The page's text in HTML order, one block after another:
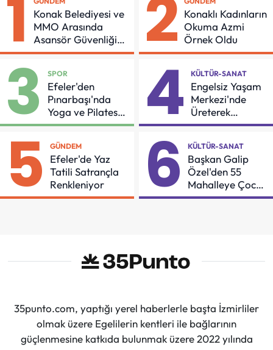
1
Konak Belediyesi ve
MMO Arasında
Asansör Güvenliği
İçin Önemli Protokol
2 Konaklı Kadınların
Okuma Azmi
Örnek Oldu
3 SPOR
Efeler'den
Pınarbaşı'nda
Yoga ve Pilates
Buluşması
4 KÜLTÜR-SANAT
Engelsiz Yaşam
Merkezi'nde
Üreterek
Güçleniyorlar
5 GÜNDEM
Efeler'de Yaz
Tatili Satrançla
Renkleniyor
6 KÜLTÜR-SANAT
Başkan Galip
Özel'den 55
Mahalleye Çocuk
Şenliği
35punto.com, yaptığı yerel haberlerle başta İzmirliler
olmak üzere Egelilerin kentleri ile bağlarının
güçlenmesine katkıda bulunmak üzere 2022 yılında